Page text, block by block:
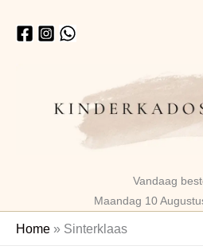
naar
Vandaag
Maandag 10
Home » Sinterklaas